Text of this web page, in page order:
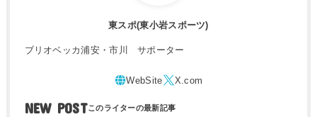
東スポ(東小岩スポーツ)
ブリオベッカ浦安・市川 サポーター
NEW POST